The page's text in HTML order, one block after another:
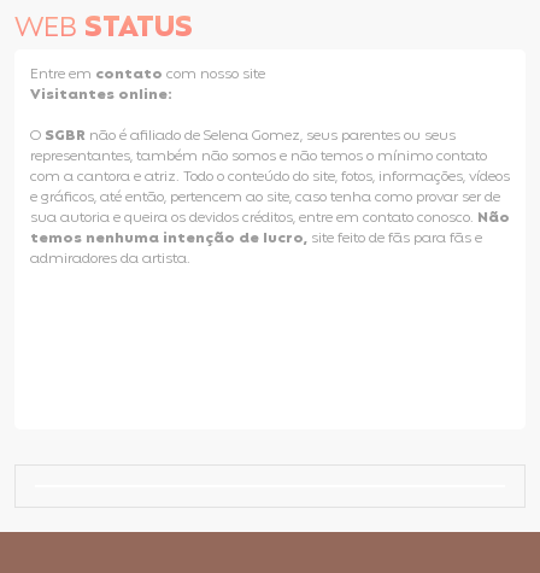
WEB STATUS
Entre em contato com nosso site
Visitantes online:
O SGBR não é afiliado de Selena Gomez, seus parentes ou seus
representantes, também não somos e não temos o mínimo contato
com a cantora e atriz. Todo o conteúdo do site, fotos, informações, vídeos
e gráficos, até então, pertencem ao site, caso tenha como provar ser de
sua autoria e queira os devidos créditos, entre em contato conosco. Não
temos nenhuma intenção de lucro, site feito de fãs para fãs e
admiradores da artista.